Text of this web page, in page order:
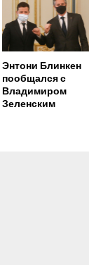
Энтони Блинкен
пообщался с
Владимиром
Зеленским